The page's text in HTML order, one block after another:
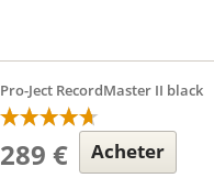
Pro-Ject RecordMaster II black
289 € Acheter